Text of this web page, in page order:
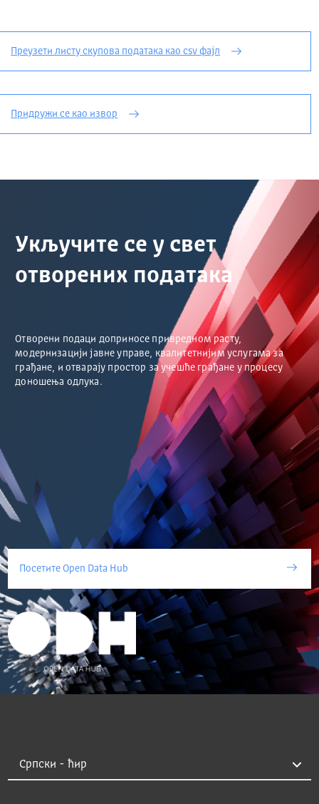
Преузети листу скупова података као csv фајл
Придружи се као извор
Укључите се у свет
отворених података
Отворени подаци доприносе привредном расту,
модернизацији јавне управе, квалитетнијим услугама за
грађане, и отварају простор за учешће грађане у процесу
доношења одлука.
Посетите Open Data Hub